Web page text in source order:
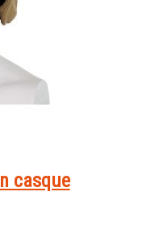
casque